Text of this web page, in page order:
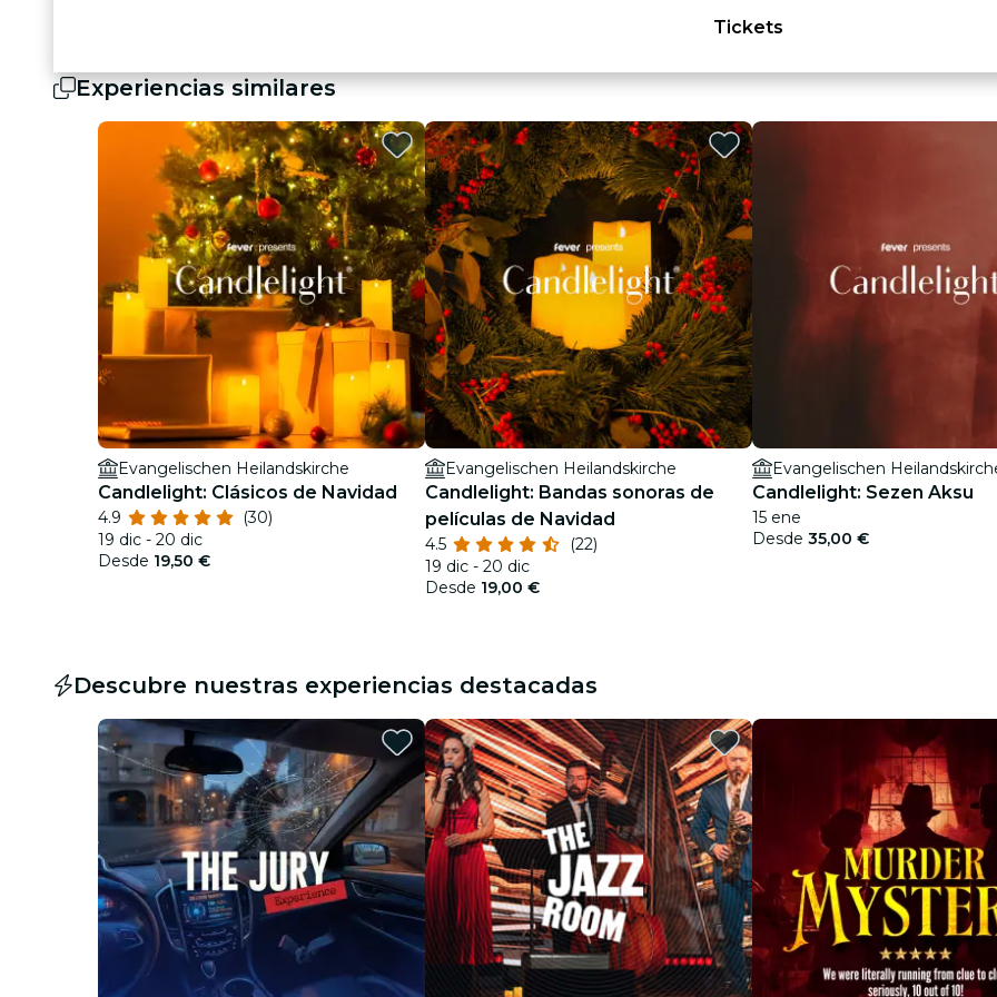
Tickets
Experiencias similares
Evangelischen Heilandskirche
Candlelight: Clásicos de Navidad
4.9
(30)
19 dic - 20 dic
Desde 19,50 €
Evangelischen Heilandskirche
Candlelight: Bandas sonoras de
películas de Navidad
4.5
(22)
19 dic - 20 dic
Desde 19,00 €
Evangelischen
Candlelight: Sezen Aksu
15 ene
Desde 35,00 €
Descubre nuestras experiencias destacadas